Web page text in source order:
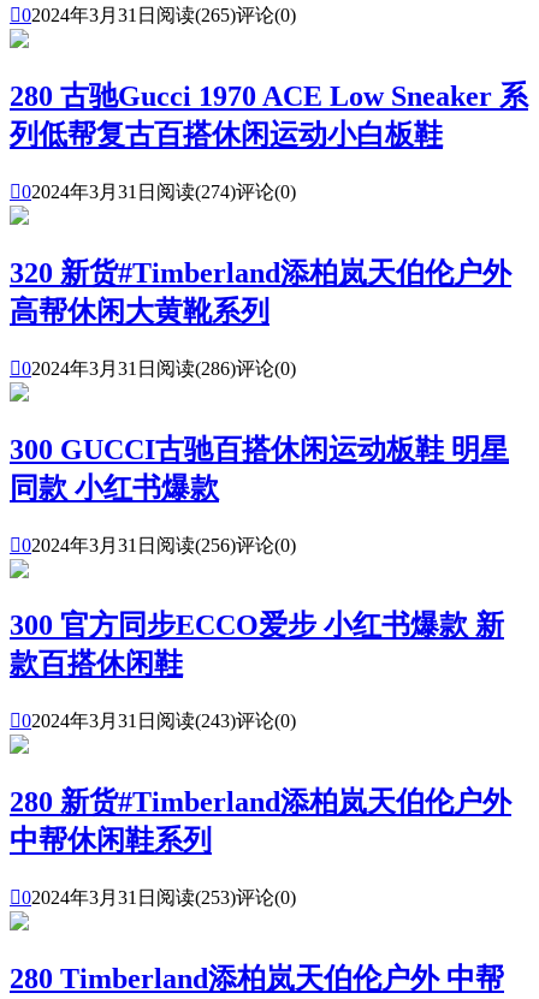
02024年3月31日 阅读(265)评论(0)
280 古驰Gucci 1970 ACE Low Sneaker 系
列低帮复古百搭休闲运动小白板鞋
02024年3月31日 阅读(274)评论(0)
320 新货#Timberland添柏岚天伯伦户外
高帮休闲大黄靴系列
02024年3月31日 阅读(286)评论(0)
300 GUCCI古驰百搭休闲运动板鞋 明星
同款 小红书爆款
02024年3月31日 阅读(256)评论(0)
300 官方同步ECCO爱步 小红书爆款 新
款百搭休闲鞋
02024年3月31日 阅读(243)评论(0)
280 新货#Timberland添柏岚天伯伦户外
中帮休闲鞋系列
02024年3月31日 阅读(253)评论(0)
280 Timberland添柏岚天伯伦户外 中帮